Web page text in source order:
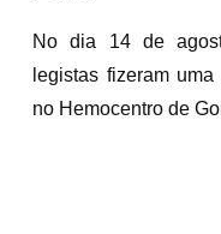
No dia 14 de
legistas fizeram
no Hemocentro de